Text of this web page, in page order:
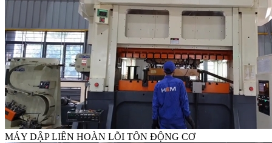
MÁY DẬP LIÊN HOÀN LÕI TÔN ĐỘNG CƠ